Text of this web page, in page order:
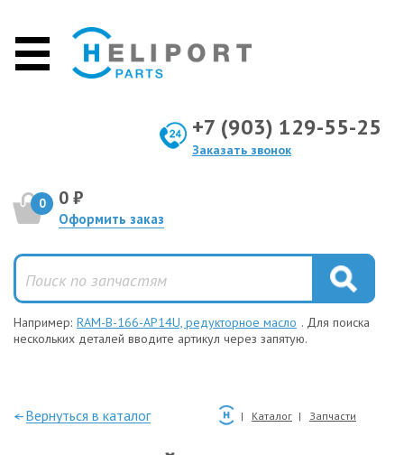
+7 (903) 129-55-25
Заказать звонок
0 0 ₽
Оформить заказ
Например: RAM-B-166-AP14U, редукторное масло . Для поиска
нескольких деталей вводите артикул через запятую.
—Вернуться в каталог Каталог Запчасти